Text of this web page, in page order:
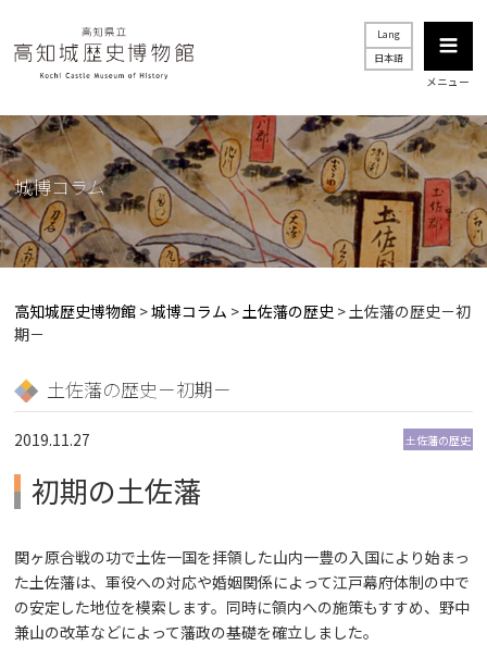
Lang
日本語
メニュー
城博コラム
高知城歴史博物館 >城博コラム >土佐藩の歴史 >土佐藩の歴史－初
期－
土佐藩の歴史－初期－
2019.11.27 土佐藩の歴史
初期の土佐藩
関ヶ原合戦の功で土佐一国を拝領した山内一豊の入国により始まっ
た土佐藩は、軍役への対応や婚姻関係によって江戸幕府体制の中で
の安定した地位を模索します。同時に領内への施策もすすめ、野中
兼山の改革などによって藩政の基礎を確立しました。